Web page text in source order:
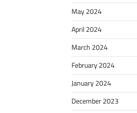
May 2024
April 2024
March 2024
February 2024
January 2024
December 2023